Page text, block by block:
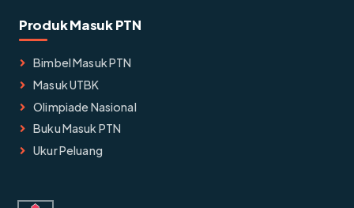
Produk Masuk PTN
Bimbel Masuk PTN
Masuk UTBK
Olimpiade Nasional
Buku Masuk PTN
Ukur Peluang